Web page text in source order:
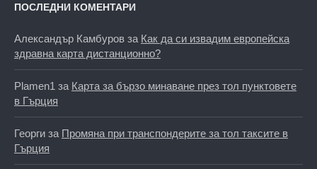
ПОСЛЕДНИ КОМЕНТАРИ
Александър Камбуров за Как да си извадим европейска
здравна карта дистанционно?
Plamen1 за Карта за бързо минаване през тол пунктовете
в Гърция
Георги за Промяна при транспондерите за тол таксите в
Гърция